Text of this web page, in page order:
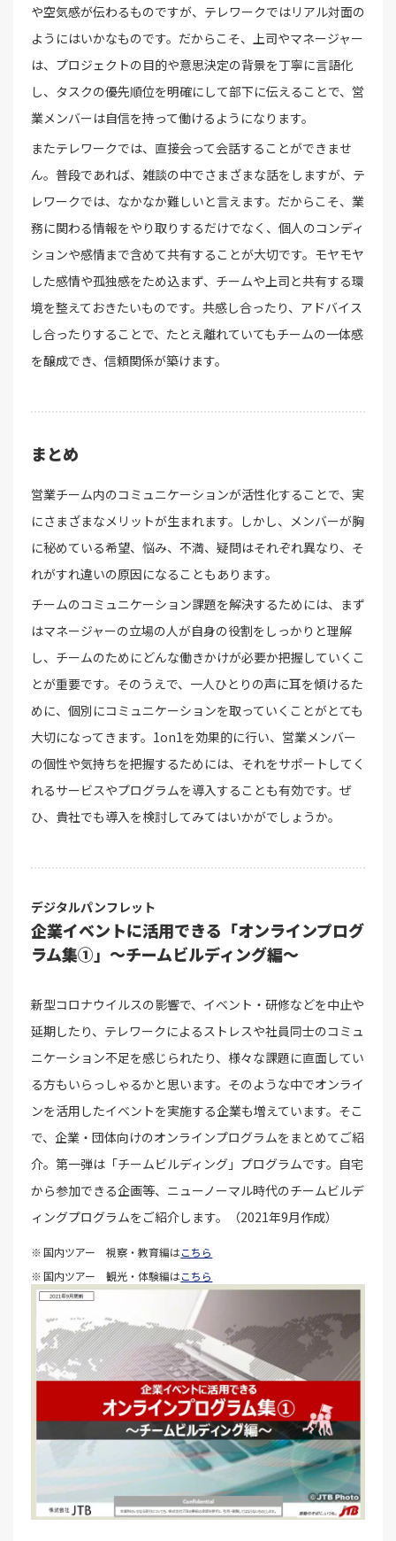
や空気感が伝わるものですが、テレワークではリアル対面の
ようにはいかなものです。だからこそ、上司やマネージャー
は、プロジェクトの目的や意思決定の背景を丁寧に言語化
し、タスクの優先順位を明確にして部下に伝えることで、営
業メンバーは自信を持って働けるようになります。
またテレワークでは、直接会って会話することができませ
ん。普段であれば、雑談の中でさまざまな話をしますが、テ
レワークでは、なかなか難しいと言えます。だからこそ、業
務に関わる情報をやり取りするだけでなく、個人のコンディ
ションや感情まで含めて共有することが大切です。モヤモヤ
した感情や孤独感をため込まず、チームや上司と共有する環
境を整えておきたいものです。共感し合ったり、アドバイス
し合ったりすることで、たとえ離れていてもチームの一体感
を醸成でき、信頼関係が築けます。
まとめ
営業チーム内のコミュニケーションが活性化することで、実
にさまざまなメリットが生まれます。しかし、メンバーが胸
に秘めている希望、悩み、不満、疑問はそれぞれ異なり、そ
れがすれ違いの原因になることもあります。
チームのコミュニケーション課題を解決するためには、まず
はマネージャーの立場の人が自身の役割をしっかりと理解
し、チームのためにどんな働きかけが必要か把握していくこ
とが重要です。そのうえで、一人ひとりの声に耳を傾けるた
めに、個別にコミュニケーションを取っていくことがとても
大切になってきます。1on1を効果的に行い、営業メンバー
の個性や気持ちを把握するためには、それをサポートしてく
れるサービスやプログラムを導入することも有効です。ぜ
ひ、貴社でも導入を検討してみてはいかがでしょうか。
デジタルパンフレット
企業イベントに活用できる「オンラインプログ
ラム集①」～チームビルディング編～
新型コロナウイルスの影響で、イベント・研修などを中止や
延期したり、テレワークによるストレスや社員同士のコミュ
ニケーション不足を感じられたり、様々な課題に直面してい
る方もいらっしゃるかと思います。そのような中でオンライ
ンを活用したイベントを実施する企業も増えています。そこ
で、企業・団体向けのオンラインプログラムをまとめてご紹
介。第一弾は「チームビルディング」プログラムです。自宅
から参加できる企画等、ニューノーマル時代のチームビルデ
ィングプログラムをご紹介します。（2021年9月作成）
国内ツアー 視察・教育編はこちら
国内ツアー 観光・体験編はこちら